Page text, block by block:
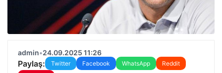
admin•24.09.2025 11:26
Paylaş: Twitter Facebook WhatsApp
Reddit